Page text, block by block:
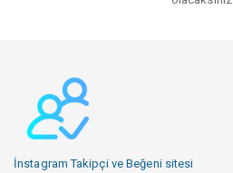
İnstagram Takipçi ve Beğeni sitesi